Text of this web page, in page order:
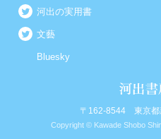
河出の実用書
文藝
Bluesky
〒162-8544 東京都
Copyright © Kawade Shobo